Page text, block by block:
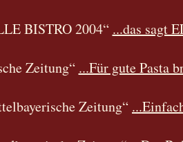
BISTRO 2004“ ...das sagt
Zeitung“ ...Für gute Pasta
Zeitung“